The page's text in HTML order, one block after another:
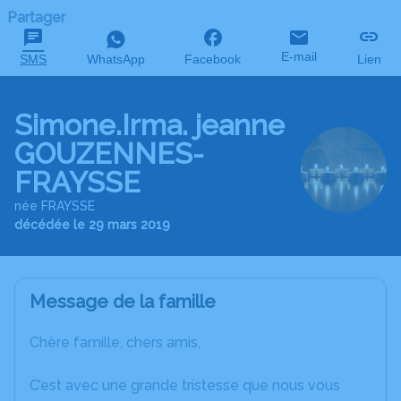
Partager
SMS WhatsApp Facebook E-mail Lien
Simone.Irma. jeanne
GOUZENNES-
FRAYSSE
née FRAYSSE
décédée le 29 mars 2019
Message de la famille
Chère famille, chers amis,
C’est avec une grande tristesse que nous vous